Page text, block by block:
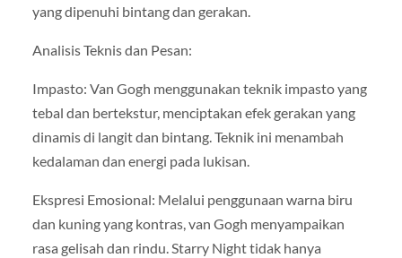
yang dipenuhi bintang dan gerakan.
Analisis Teknis dan Pesan:
Impasto: Van Gogh menggunakan teknik impasto yang
tebal dan bertekstur, menciptakan efek gerakan yang
dinamis di langit dan bintang. Teknik ini menambah
kedalaman dan energi pada lukisan.
Ekspresi Emosional: Melalui penggunaan warna biru
dan kuning yang kontras, van Gogh menyampaikan
rasa gelisah dan rindu. Starry Night tidak hanya